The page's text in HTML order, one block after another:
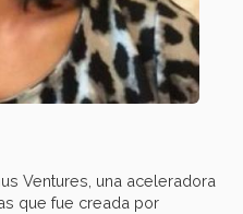
Ventures, una aceleradora
que fue creada por